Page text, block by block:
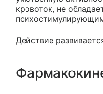
кровоток, не
Действие